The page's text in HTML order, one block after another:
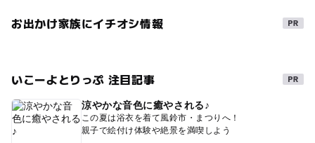
お出かけ家族にイチオシ情報
いこーよとりっぷ 注目記事
涼やかな音色に癒やされる♪
この夏は浴衣を着て風鈴市・まつりへ！
親子で絵付け体験や絶景を満喫しよう